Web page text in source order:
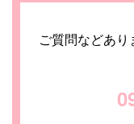
ご質問などあり